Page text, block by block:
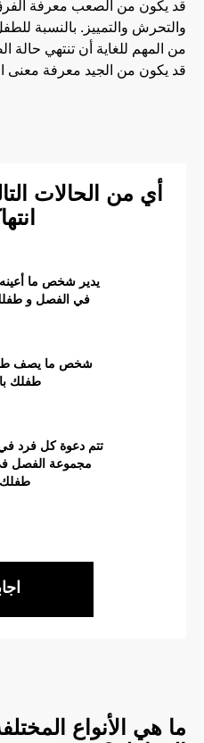
قد يكون من الصعب معرفة
والتحرش والتمييز. بالنسبة
من المهم للغاية أن تنتهي
قد يكون من الجيد معرفة معنى
أي من الحالات
يدير شخص ما
في الفصل و
شخص ما يصف
طفلك
تتم دعوة كل فرد
ما هي الأنواع